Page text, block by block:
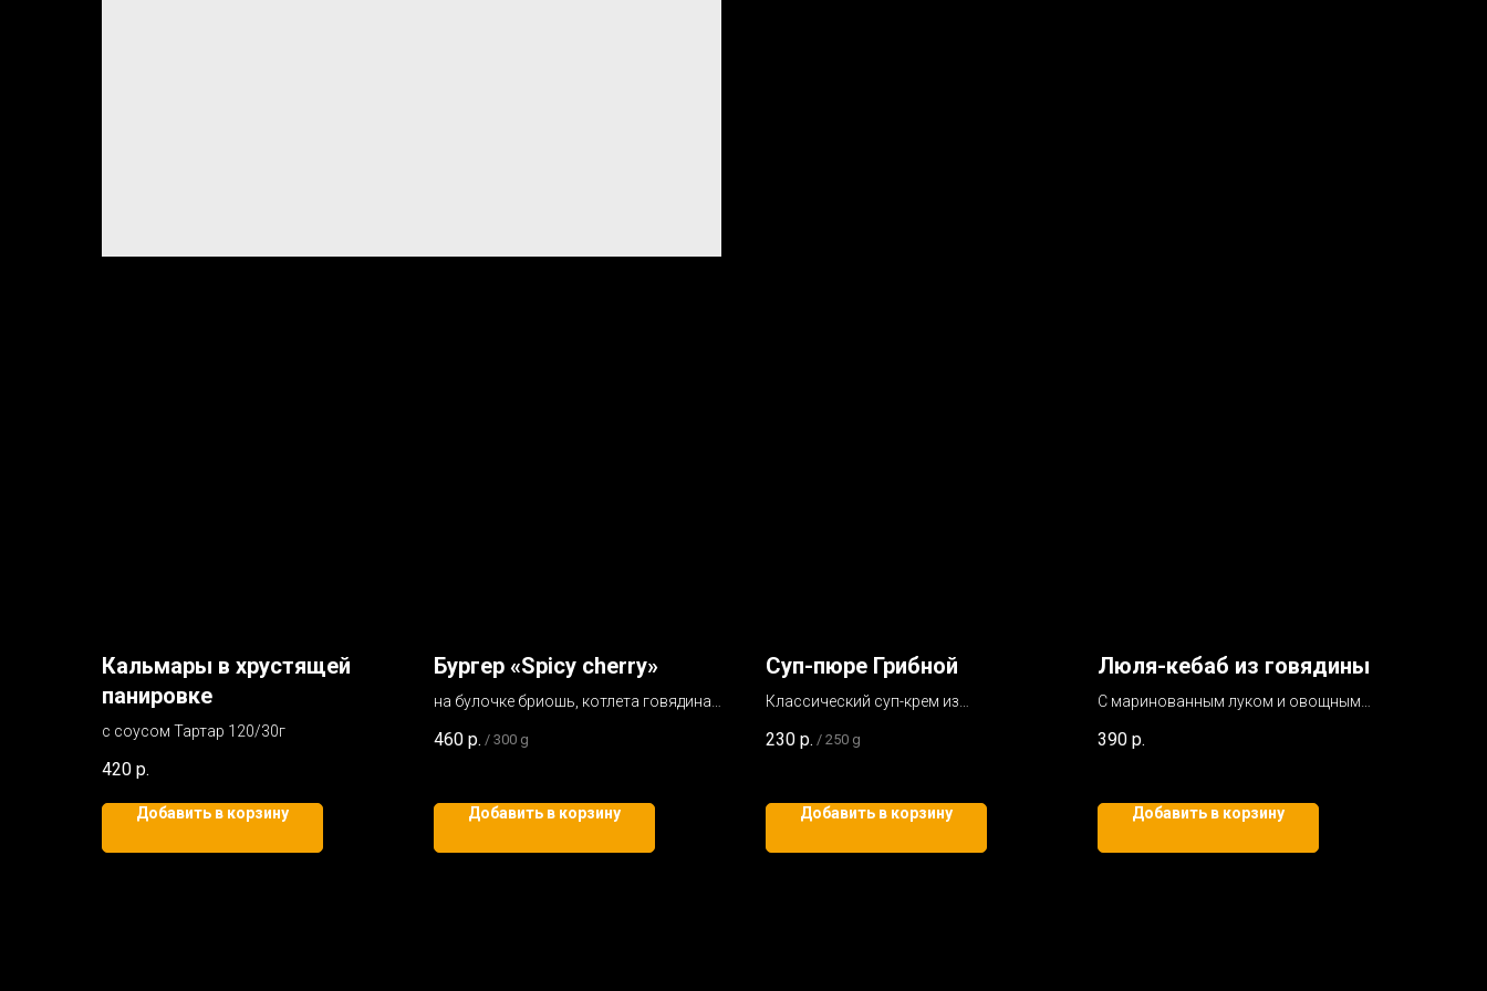
Кальмары в хрустящей
панировке
с соусом Тартар 120/30г
420 р.
Добавить в корзину
Бургер «Spicy cherry»
на булочке бриошь, котлета говядина,
халапеньо,сыр мацарелла, свежий
460 р. / 300 g
Добавить в корзину
Суп-пюре Грибной
Классический суп-крем из
230 р. / 250 g
Добавить в корзину
Люля-кебаб из говядины
С маринованным луком и овощным
130/30/50/3г
390 р.
Добавить в корзину